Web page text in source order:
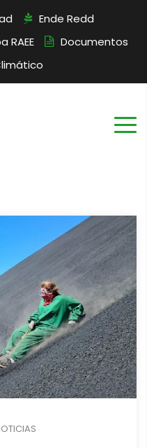
Ende Redd
RAEE
Documentos